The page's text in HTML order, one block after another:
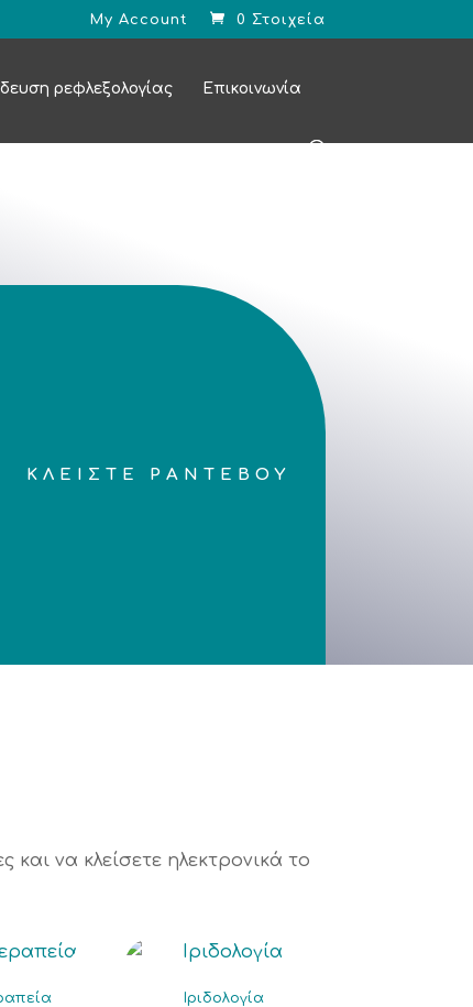
My Account 0 Στοιχεία
ρεφλεξολογίας Επικοινωνία
ΚΛΕΙΣΤΕ ΡΑΝΤΕΒΟΥ
να κλείσετε ηλεκτρονικά το
Ιριδολογία